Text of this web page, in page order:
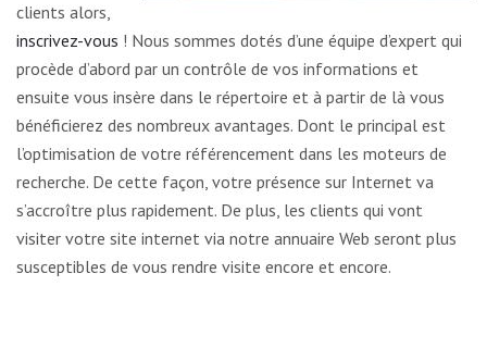
clients alors,
inscrivez-vous ! Nous sommes dotés d’une équipe d’expert qui
procède d’abord par un contrôle de vos informations et
ensuite vous insère dans le répertoire et à partir de là vous
bénéficierez des nombreux avantages. Dont le principal est
l’optimisation de votre référencement dans les moteurs de
recherche. De cette façon, votre présence sur Internet va
s’accroître plus rapidement. De plus, les clients qui vont
visiter votre site internet via notre annuaire Web seront plus
susceptibles de vous rendre visite encore et encore.